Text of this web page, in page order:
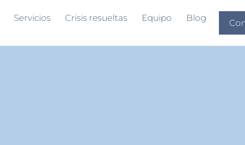
Servicios Crisis resueltas Equipo Blog